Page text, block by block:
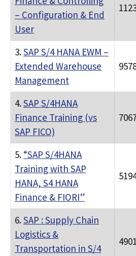
– Configuration & End
User
3.SAP S/4 HANA EWM –
Extended Warehouse
Management
4.SAP S/4HANA
Finance Training (vs
SAP FICO)
5. “SAP S/4HANA
Training with SAP
HANA, S4 HANA
Finance & FIORI”
6.SAP : Supply Chain
Logistics &
Transportation in S/4